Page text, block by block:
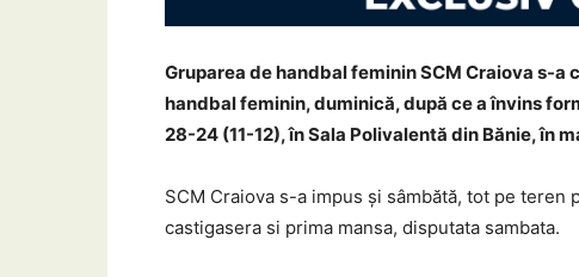
Gruparea de handbal feminin SCM Craiova s-
handbal feminin, duminică, după ce a învins
28-24 (11-12), în Sala Polivalentă din Bănie, în
SCM Craiova s-a impus și sâmbătă, tot pe
castigasera si prima mansa, disputata sambata.